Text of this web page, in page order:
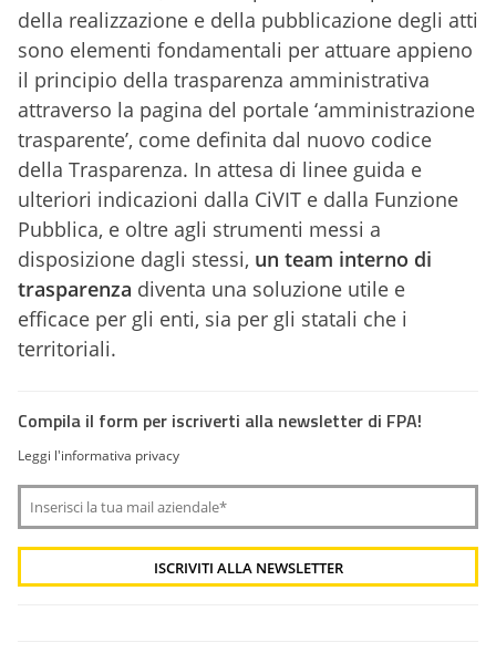
della realizzazione e della pubblicazione degli atti
sono elementi fondamentali per attuare appieno
il principio della trasparenza amministrativa
attraverso la pagina del portale ‘amministrazione
trasparente’, come definita dal nuovo codice
della Trasparenza. In attesa di linee guida e
ulteriori indicazioni dalla CiVIT e dalla Funzione
Pubblica, e oltre agli strumenti messi a
disposizione dagli stessi, un team interno di
trasparenza diventa una soluzione utile e
efficace per gli enti, sia per gli statali che i
territoriali.
Compila il form per iscriverti alla newsletter di FPA!
Leggi l'informativa privacy